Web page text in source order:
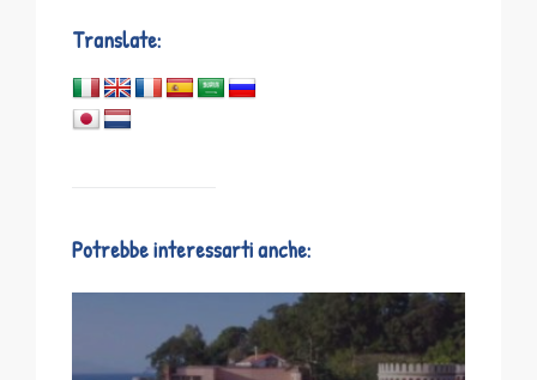
Translate:
Potrebbe interessarti anche: